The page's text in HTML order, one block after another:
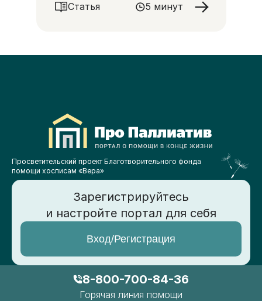
Статья 5 минут
Просветительский проект Благотворительного фонда
помощи хосписам «Вера»
Зарегистрируйтесь
и настройте портал для себя
Вход/Регистрация
8-800-700-84-36
Горячая линия помощи